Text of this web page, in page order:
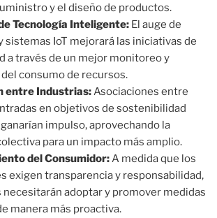
y el diseño de productos.
Tecnología Inteligente: El auge de
sistemas IoT mejorará las iniciativas de
a través de un mejor monitoreo y
consumo de recursos.
entre Industrias:Asociaciones entre
en objetivos de sostenibilidad
impulso, aprovechando la
para un impacto más amplio.
del Consumidor:A medida que los
exigen transparencia y responsabilidad,
necesitarán adoptar y promover medidas
manera más proactiva.